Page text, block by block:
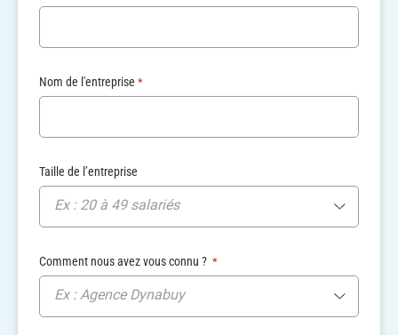
Nom de l'entreprise *
Taille de l’entreprise
Ex : 20 à 49 salariés
Comment nous avez vous connu ? *
Ex : Agence Dynabuy